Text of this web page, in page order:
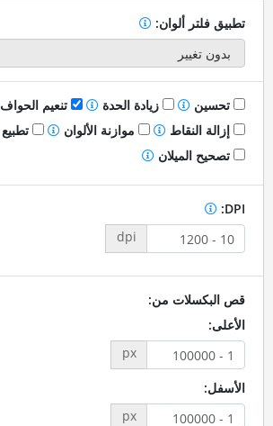
تطبيق فلتر ألوان:
تحسين زيادة الحدة
تنعيم الحواف
إزالة النقاط
موازنة الألوان
تطبيع
تصحيح الميلان
DPI:
dpi
قص البكسلات من:
الأعلى:
px
الأسفل:
px